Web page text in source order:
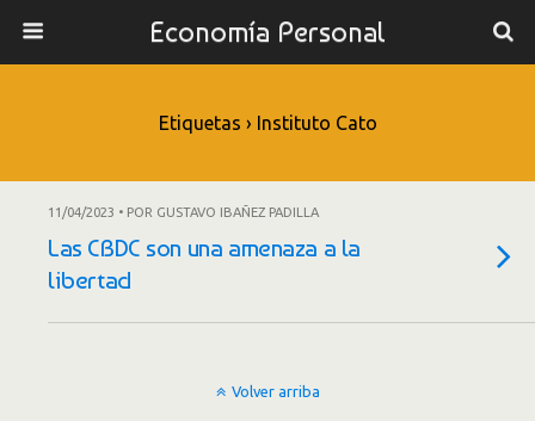
Economía Personal
Etiquetas › Instituto Cato
11/04/2023 • POR GUSTAVO IBAÑEZ PADILLA
Las CBDC son una amenaza a la
libertad
Volver arriba